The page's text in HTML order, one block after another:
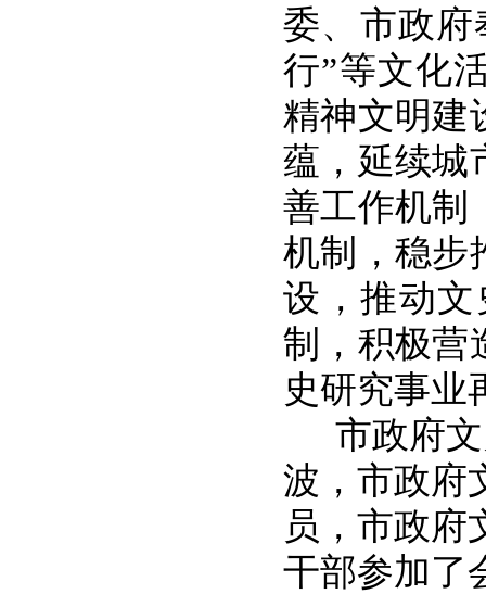
委、市政府
行”等文化
精神文明建
蕴，延续城
善工作机制
机制，稳步
设，推动文
制，积极营
史研究事业
市政府
波，市政府
员，市政府
干部参加了